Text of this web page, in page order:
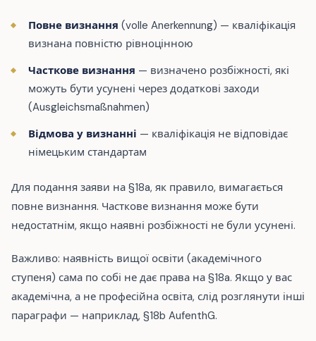
Повне визнання (volle Anerkennung) — кваліфікація
визнана повністю рівноцінною
Часткове визнання — визначено розбіжності, які
можуть бути усунені через додаткові заходи
(Ausgleichsmaßnahmen)
Відмова у визнанні — кваліфікація не відповідає
німецьким стандартам
Для подання заяви на §18a, як правило, вимагається
повне визнання. Часткове визнання може бути
недостатнім, якщо наявні розбіжності не були усунені.
Важливо: наявність вищої освіти (академічного
ступеня) сама по собі не дає права на §18a. Якщо у вас
академічна, а не професійна освіта, слід розглянути інші
параграфи — наприклад, §18b AufenthG.